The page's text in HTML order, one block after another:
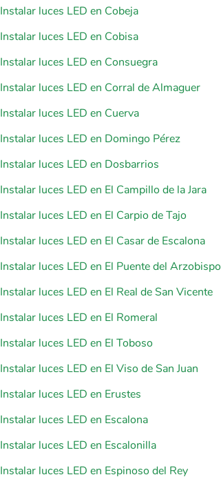
Instalar luces LED en Cobeja
Instalar luces LED en Cobisa
Instalar luces LED en Consuegra
Instalar luces LED en Corral de Almaguer
Instalar luces LED en Cuerva
Instalar luces LED en Domingo Pérez
Instalar luces LED en Dosbarrios
Instalar luces LED en El Campillo de la Jara
Instalar luces LED en El Carpio de Tajo
Instalar luces LED en El Casar de Escalona
Instalar luces LED en El Puente del Arzobispo
Instalar luces LED en El Real de San Vicente
Instalar luces LED en El Romeral
Instalar luces LED en El Toboso
Instalar luces LED en El Viso de San Juan
Instalar luces LED en Erustes
Instalar luces LED en Escalona
Instalar luces LED en Escalonilla
Instalar luces LED en Espinoso del Rey